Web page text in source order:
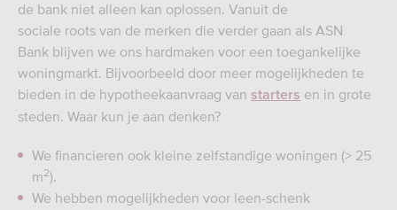
de bank niet alleen kan oplossen. Vanuit de
sociale roots van de merken die verder gaan als ASN
Bank blijven we ons hardmaken voor een toegankelijke
woningmarkt. Bijvoorbeeld door meer mogelijkheden te
bieden in de hypotheekaanvraag van starters en in grote
steden. Waar kun je aan denken?
We financieren ook kleine zelfstandige woningen (> 25
m2).​
We hebben mogelijkheden voor leen-schenk